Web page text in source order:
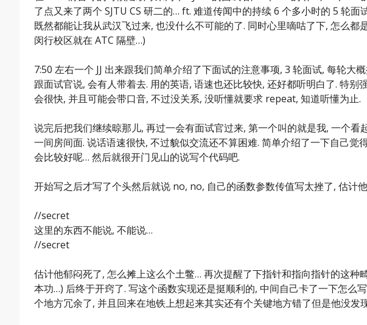
了点又来了两个 SJTU CS 研二的… ft. 难道传闻中的持续 6 个多小时的 5 轮
既然都能让我从武汉飞过来, 也没什么不可能的了. 同时心里嘀咕了下, 怎么都
闵行校区就在 ATC 隔壁…)
7:50 左右一个 JJ 出来跟我们简单介绍了下面试的注意事项, 3 轮面试, 每轮大
跟面试官说, 会有人带着去. 用的英语, 语速也还比较快, 还好都听明白了. 特别
会很快, 并且可能会带口音, 不过没关系, 没听懂就要求 repeat, 知道听懂为止.
说完后把我们继续晾那儿, 再过一会有面试官过来, 第一个叫的就是我, 一个看
一间房间面. 说话语速很快, 不过貌似交流还不算困难. 简单介绍了一下自己
会比较好呢… 然后就很开门见山的说写个代码吧.
开始写之后才写了个头然后就说 no, no, 自己的函数参数传值写太挫了, 估计
//secret
这里的东西不能说, 不能说…
//secret
估计他郁闷死了, 怎么摊上这么个土鳖… 再次提醒了下指针和指向指针的这种
本功…) 后终于开窍了. 写这个函数实现还是挺顺利的, 中间自己卡了一下怎么
个地方冗余了, 并且回来在地铁上想起来其实还有个关键地方错了但是他没发